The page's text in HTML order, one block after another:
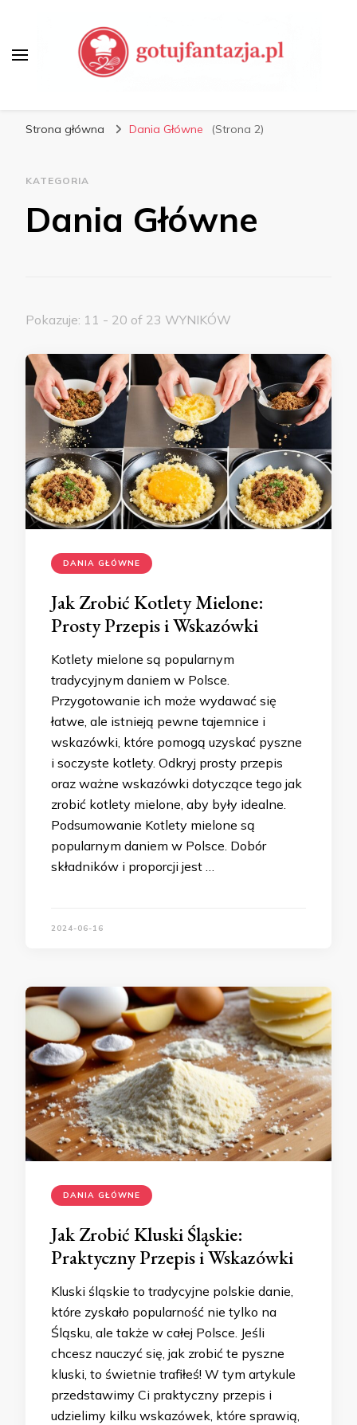
Porady Kulinarne, Jak
Strona główna Dania Główne (Strona 2)
KATEGORIA
Dania Główne
Pokazuje: 11 - 20 of 23 WYNIKÓW
DANIA GŁÓWNE
Jak Zrobić Kotlety Mielone:
Prosty Przepis i Wskazówki
Kotlety mielone są popularnym
tradycyjnym daniem w Polsce.
Przygotowanie ich może wydawać się
łatwe, ale istnieją pewne tajemnice i
wskazówki, które pomogą uzyskać pyszne
i soczyste kotlety. Odkryj prosty przepis
oraz ważne wskazówki dotyczące tego jak
zrobić kotlety mielone, aby były idealne.
Podsumowanie Kotlety mielone są
popularnym daniem w Polsce. Dobór
składników i proporcji jest …
2024-06-16
DANIA GŁÓWNE
Jak Zrobić Kluski Śląskie:
Praktyczny Przepis i Wskazówki
Kluski śląskie to tradycyjne polskie danie,
które zyskało popularność nie tylko na
Śląsku, ale także w całej Polsce. Jeśli
chcesz nauczyć się, jak zrobić te pyszne
kluski, to świetnie trafiłeś! W tym artykule
przedstawimy Ci praktyczny przepis i
udzielimy kilku wskazówek, które sprawią,